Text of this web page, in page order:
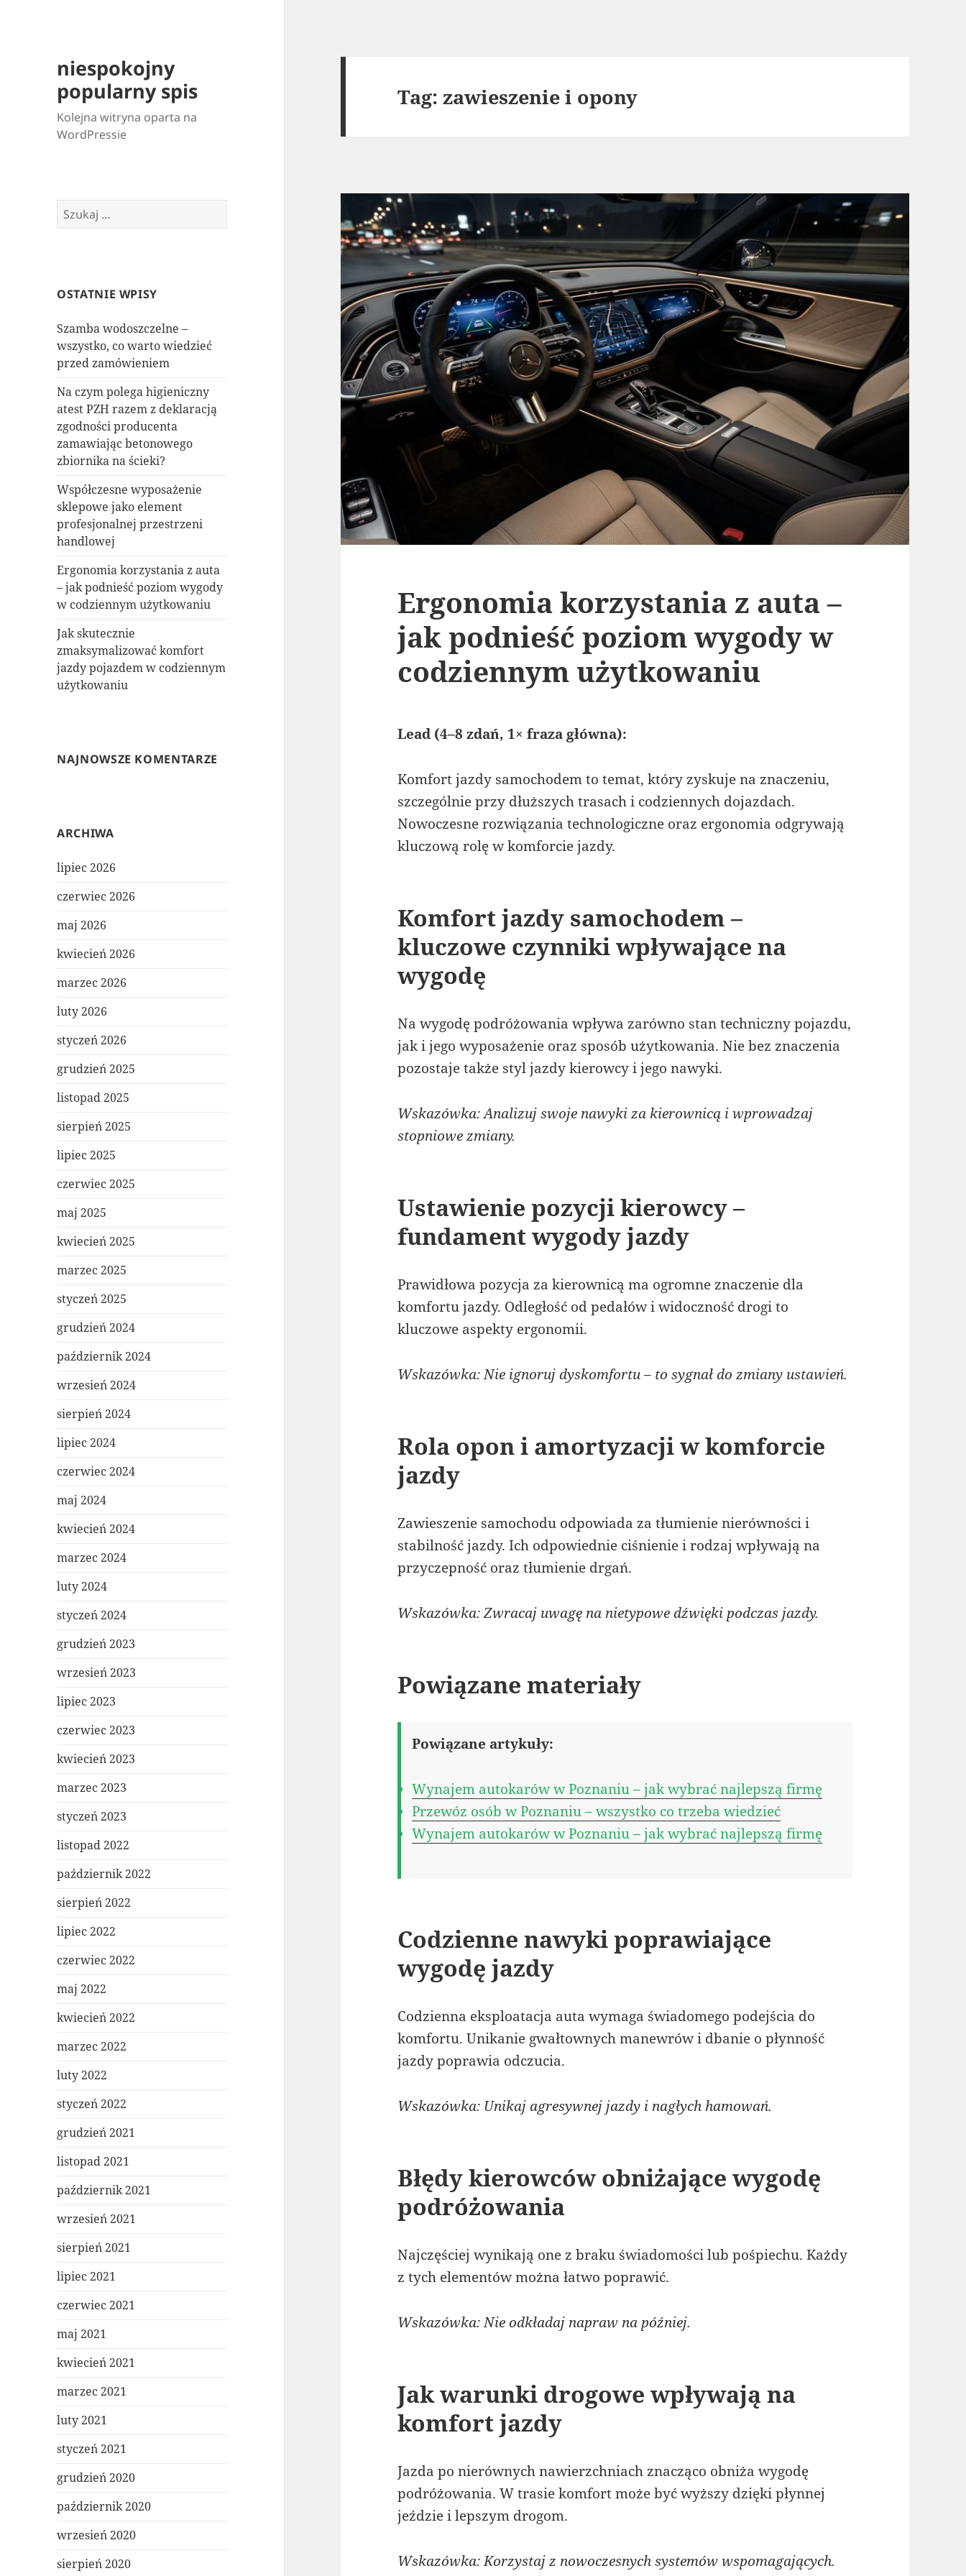
niespokojny
popularny spis
Kolejna witryna oparta na
WordPressie
Szukaj:
OSTATNIE WPISY
Szamba wodoszczelne –
wszystko, co warto wiedzieć
przed zamówieniem
Na czym polega higieniczny
atest PZH razem z deklaracją
zgodności producenta
zamawiając betonowego
zbiornika na ścieki?
Współczesne wyposażenie
sklepowe jako element
profesjonalnej przestrzeni
handlowej
Ergonomia korzystania z auta
– jak podnieść poziom wygody
w codziennym użytkowaniu
Jak skutecznie
zmaksymalizować komfort
jazdy pojazdem w codziennym
użytkowaniu
NAJNOWSZE KOMENTARZE
ARCHIWA
lipiec 2026
czerwiec 2026
maj 2026
kwiecień 2026
marzec 2026
luty 2026
styczeń 2026
grudzień 2025
listopad 2025
sierpień 2025
lipiec 2025
czerwiec 2025
maj 2025
kwiecień 2025
marzec 2025
styczeń 2025
grudzień 2024
październik 2024
wrzesień 2024
sierpień 2024
lipiec 2024
czerwiec 2024
maj 2024
kwiecień 2024
marzec 2024
luty 2024
styczeń 2024
grudzień 2023
wrzesień 2023
lipiec 2023
czerwiec 2023
kwiecień 2023
marzec 2023
styczeń 2023
listopad 2022
październik 2022
sierpień 2022
lipiec 2022
czerwiec 2022
maj 2022
kwiecień 2022
marzec 2022
luty 2022
styczeń 2022
grudzień 2021
listopad 2021
październik 2021
wrzesień 2021
sierpień 2021
lipiec 2021
czerwiec 2021
maj 2021
kwiecień 2021
marzec 2021
luty 2021
styczeń 2021
grudzień 2020
październik 2020
wrzesień 2020
sierpień 2020
Tag:zawieszenie i opony
Ergonomia korzystania z auta –
jak podnieść poziom wygody w
codziennym użytkowaniu
Lead (4–8 zdań, 1× fraza główna):
Komfort jazdy samochodem to temat, który zyskuje na znaczeniu,
szczególnie przy dłuższych trasach i codziennych dojazdach.
Nowoczesne rozwiązania technologiczne oraz ergonomia odgrywają
kluczową rolę w komforcie jazdy.
Komfort jazdy samochodem –
kluczowe czynniki wpływające na
wygodę
Na wygodę podróżowania wpływa zarówno stan techniczny pojazdu,
jak i jego wyposażenie oraz sposób użytkowania. Nie bez znaczenia
pozostaje także styl jazdy kierowcy i jego nawyki.
Wskazówka: Analizuj swoje nawyki za kierownicą i wprowadzaj
stopniowe zmiany.
Ustawienie pozycji kierowcy –
fundament wygody jazdy
Prawidłowa pozycja za kierownicą ma ogromne znaczenie dla
komfortu jazdy. Odległość od pedałów i widoczność drogi to
kluczowe aspekty ergonomii.
Wskazówka: Nie ignoruj dyskomfortu – to sygnał do zmiany ustawień.
Rola opon i amortyzacji w komforcie
jazdy
Zawieszenie samochodu odpowiada za tłumienie nierówności i
stabilność jazdy. Ich odpowiednie ciśnienie i rodzaj wpływają na
przyczepność oraz tłumienie drgań.
Wskazówka: Zwracaj uwagę na nietypowe dźwięki podczas jazdy.
Powiązane materiały
Powiązane artykuły:
Wynajem autokarów w Poznaniu – jak wybrać najlepszą firmę
Przewóz osób w Poznaniu – wszystko co trzeba wiedzieć
Wynajem autokarów w Poznaniu – jak wybrać najlepszą firmę
Codzienne nawyki poprawiające
wygodę jazdy
Codzienna eksploatacja auta wymaga świadomego podejścia do
komfortu. Unikanie gwałtownych manewrów i dbanie o płynność
jazdy poprawia odczucia.
Wskazówka: Unikaj agresywnej jazdy i nagłych hamowań.
Błędy kierowców obniżające wygodę
podróżowania
Najczęściej wynikają one z braku świadomości lub pośpiechu. Każdy
z tych elementów można łatwo poprawić.
Wskazówka: Nie odkładaj napraw na później.
Jak warunki drogowe wpływają na
komfort jazdy
Jazda po nierównych nawierzchniach znacząco obniża wygodę
podróżowania. W trasie komfort może być wyższy dzięki płynnej
jeździe i lepszym drogom.
Wskazówka: Korzystaj z nowoczesnych systemów wspomagających.